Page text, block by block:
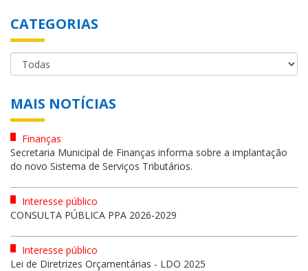
CATEGORIAS
MAIS NOTÍCIAS
Finanças
Secretaria Municipal de Finanças informa sobre a implantação
do novo Sistema de Serviços Tributários.
Interesse público
CONSULTA PÚBLICA PPA 2026-2029
Interesse público
Lei de Diretrizes Orçamentárias - LDO 2025